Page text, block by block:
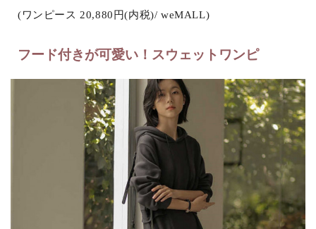
(ワンピース 20,880円(内税)/ weMALL)
フード付きが可愛い！スウェットワンピ